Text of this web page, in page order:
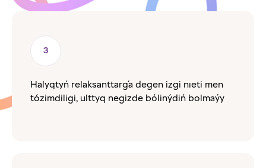
Halyqtyń relaksanttarǵa degen izgi nıeti men
tózimdiligi, ulttyq negizde bólinýdiń bolmaýy